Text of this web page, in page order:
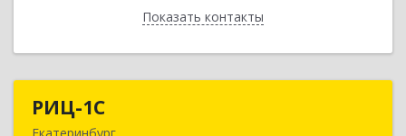
Показать контакты
Назад
РИЦ-1С